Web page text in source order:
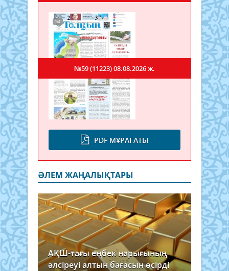
PDF МҰРАҒАТЫ
№59 (11223)08.08.2026 ж.
ӘЛЕМ ЖАҢАЛЫҚТАРЫ
АҚШ-тағы еңбек нарығының
әлсіреуі алтын бағасын өсірді